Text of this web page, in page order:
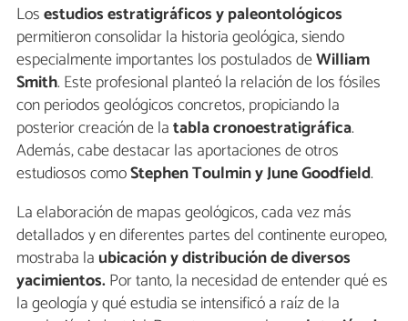
Losestudios estratigráficos y paleontológicos
permitieron consolidar la historia geológica, siendo
especialmente importantes los postulados deWilliam
Smith. Este profesional planteó la relación de los fósiles
con periodos geológicos concretos, propiciando la
posterior creación de latabla cronoestratigráfica.
Además, cabe destacar las aportaciones de otros
estudiosos comoStephen Toulmin y June Goodfield.
La elaboración de mapas geológicos, cada vez más
detallados y en diferentes partes del continente europeo,
mostraba la ubicación y distribución de diversos
yacimientos.Por tanto, la necesidad de entender qué es
la geología y qué estudia se intensificó a raíz de la